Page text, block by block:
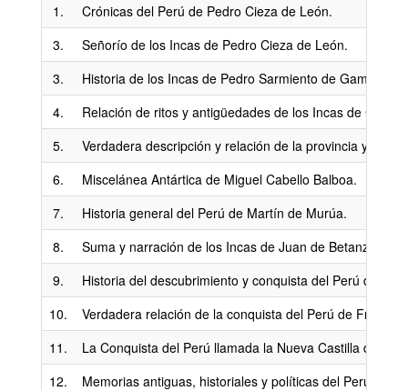
1.
Crónicas del Perú de Pedro Cieza de León.
3.
Señorío de los Incas de Pedro Cieza de León.
3.
Historia de los Incas de Pedro Sarmiento de Gamboa.
4.
Relación de ritos y antigüedades de los Incas de
5.
Verdadera descripción y relación de la provincia y
6.
Miscelánea Antártica de Miguel Cabello Balboa.
7.
Historia general del Perú de Martín de Murúa.
8.
Suma y narración de los Incas de Juan de Betanzos.
9.
Historia del descubrimiento y conquista del Perú de
10.
Verdadera relación de la conquista del Perú de
11.
La Conquista del Perú llamada la Nueva Castilla de
12.
Memorias antiguas, historiales y políticas del Perú de